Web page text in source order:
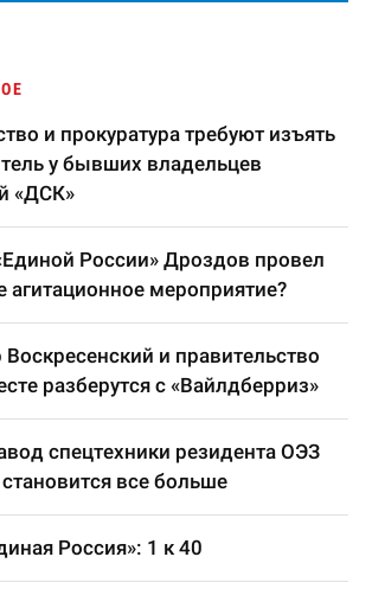
и прокуратура требуют изъять
у бывших владельцев
«ДСК»
России» Дроздов провел
агитационное мероприятие?
Воскресенский и правительство
разберутся с «Вайлдберриз»
спецтехники резидента ОЭЗ
все больше
Россия»: 1 к 40